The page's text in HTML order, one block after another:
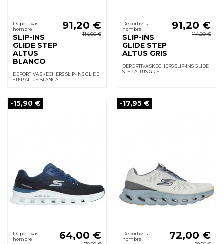
Deportivas
hombre
SLIP-INS
GLIDE STEP
ALTUS
BLANCO
91,20 €
114,00 €
DEPORTIVA SKECHERS SLIP-INS GLIDE
STEP ALTUS BLANCA
Deportivas
hombre
SLIP-INS
GLIDE STEP
ALTUS GRIS
91,20 €
114,00 €
DEPORTIVA SKECHERS SLIP-INS GLIDE
STEP ALTUS GRIS
-15,90 €
Deportivas
hombre
64,00 €
-17,95 €
Deportivas
hombre
72,00 €